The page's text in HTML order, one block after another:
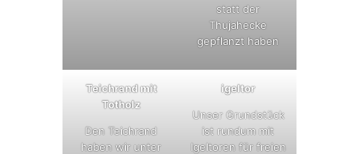
statt der
Thujahecke
gepflanzt haben
Teichrand mit
Totholz
Den Teichrand
haben wir unter
igeltor
Unser Grundstück
ist rundum mit
Igeltoren für freien